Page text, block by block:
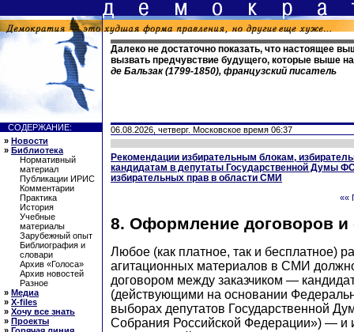
Далеко не достаточно показать, что настоящее
вызвать предчувствие будущего, которые выше
де Бальзак (1799-1850), французский писатель
СОДЕРЖАНИЕ:
» Новости
» Библиотека
Нормативный
материал
Публикации ИРИС
Комментарии
Практика
История
Учебные
материалы
Зарубежный опыт
Библиография и
словари
Архив «Голоса»
Архив новостей
Разное
» Медиа
» X-files
» Хочу все знать
» Проекты
06.08.2026, четверг. Московское время 06:37
Рекомендации избирательным блокам,
кандидатам в депутаты Государственной Думы
избирательных прав в области СМИ
««
8. Оформление договоров и
Любое (как платное, так и бесплатное)
агитационных материалов в СМИ
договором между заказчиком —
(действующими на основании
выборах депутатов Государственной
Собрания Российской Федерации») — и